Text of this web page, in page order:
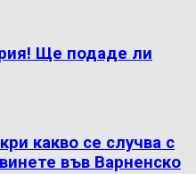
Ще подаде ли
какво се случва с
във Варненско